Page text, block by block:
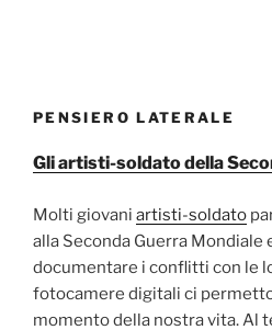
PENSIERO LATERALE
Gli artisti-soldato della
Molti giovani artisti-soldato
alla Seconda Guerra Mondiale
documentare i conflitti con le
fotocamere digitali ci
momento della nostra vita. Al